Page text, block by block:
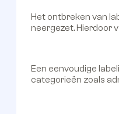
Het ontbreken van
neergezet. Hierdoor
Een eenvoudige
categorieën zoals